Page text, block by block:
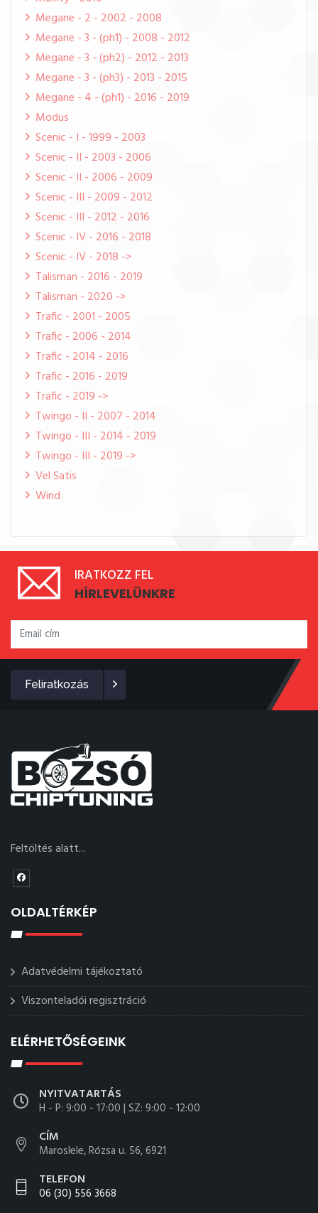
Megane - 2 - 2002 - 2008
Megane - 3 - (ph1) - 2008 - 2012
Megane - 3 - (ph2) - 2012 - 2013
Megane - 3 - (ph3) - 2013 - 2015
Megane - 4 - (ph1) - 2016 - 2019
Modus
Scenic - I - 1999 - 2003
Scenic - II - 2003 - 2006
Scenic - II - 2006 - 2009
Scenic - III - 2009 - 2012
Scenic - III - 2012 - 2016
Scenic - IV - 2016 - 2018
Scenic - IV - 2018 ->
Talisman - 2016 - 2019
Talisman - 2020 ->
Trafic - 2001 - 2005
Trafic - 2006 - 2014
Trafic - 2014 - 2016
Trafic - 2016 - 2019
Trafic - 2019 ->
Twingo - II - 2007 - 2014
Twingo - III - 2014 - 2019
Twingo - III - 2019 ->
Vel Satis
Wind
IRATKOZZ FEL
HÍRLEVELÜNKRE
Feliratkozás
Feltöltés alatt...
OLDALTÉRKÉP
Adatvédelmi tájékoztató
Viszonteladói regisztráció
ELÉRHETŐSÉGEINK
NYITVATARTÁS
H - P: 9:00 - 17:00 | SZ: 9:00 - 12:00
CÍM
Maroslele, Rózsa u. 56, 6921
TELEFON
06 (30) 556 3668